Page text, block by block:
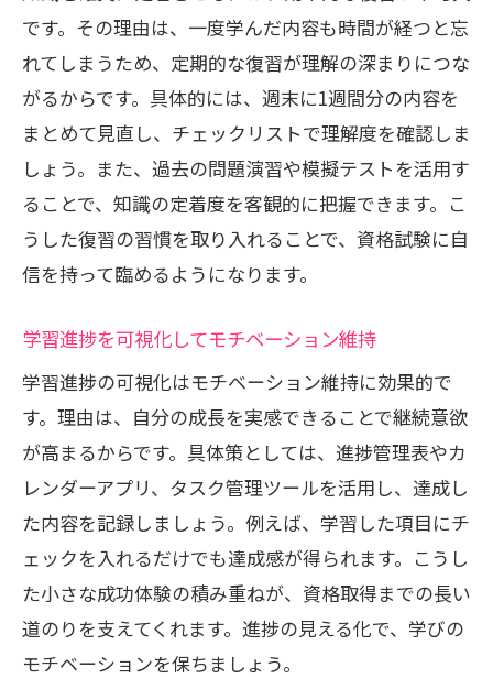
です。その理由は、一度学んだ内容も時間が経つと忘
れてしまうため、定期的な復習が理解の深まりにつな
がるからです。具体的には、週末に1週間分の内容を
まとめて見直し、チェックリストで理解度を確認しま
しょう。また、過去の問題演習や模擬テストを活用す
ることで、知識の定着度を客観的に把握できます。こ
うした復習の習慣を取り入れることで、資格試験に自
信を持って臨めるようになります。
学習進捗を可視化してモチベーション維持
学習進捗の可視化はモチベーション維持に効果的で
す。理由は、自分の成長を実感できることで継続意欲
が高まるからです。具体策としては、進捗管理表やカ
レンダーアプリ、タスク管理ツールを活用し、達成し
た内容を記録しましょう。例えば、学習した項目にチ
ェックを入れるだけでも達成感が得られます。こうし
た小さな成功体験の積み重ねが、資格取得までの長い
道のりを支えてくれます。進捗の見える化で、学びの
モチベーションを保ちましょう。